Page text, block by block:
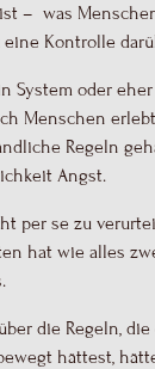
– was
Kontrolle
System oder
Menschen
Regeln
Angst.
per se zu
hat wie alles
die Regeln,
hättest,